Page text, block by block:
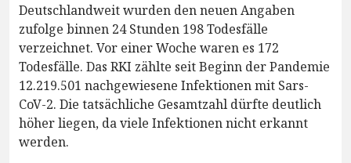
Deutschlandweit wurden den neuen Angaben
zufolge binnen 24 Stunden 198 Todesfälle
verzeichnet. Vor einer Woche waren es 172
Todesfälle. Das RKI zählte seit Beginn der Pandemie
12.219.501 nachgewiesene Infektionen mit Sars-
CoV-2. Die tatsächliche Gesamtzahl dürfte deutlich
höher liegen, da viele Infektionen nicht erkannt
werden.